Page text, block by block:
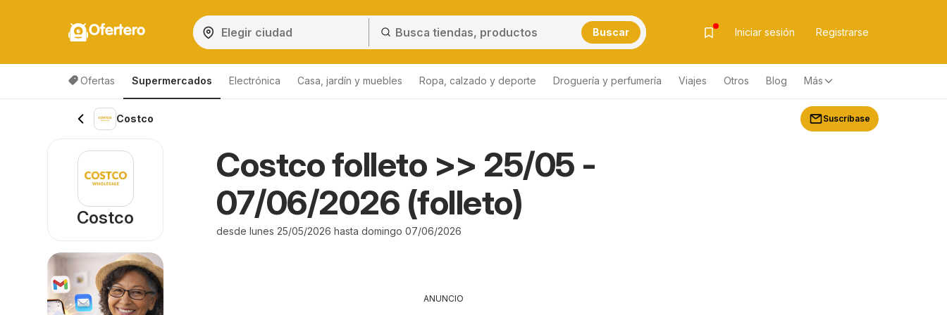
Ofertero Buscar Iniciar sesión Registrarse
Ofertas Supermercados Electrónica Casa, jardín y muebles Ropa, calzado y deporte Droguería y perfumería Viajes Otros Blog Más
Costco Suscríbase
Costco folleto >> 25/05 -
07/06/2026 (folleto)
desde lunes 25/05/2026 hasta domingo 07/06/2026
ANUNCIO
Costco